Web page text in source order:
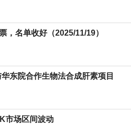
，名单收好（2025/11/19）
东院合作生物法合成肝素项目
市场区间波动